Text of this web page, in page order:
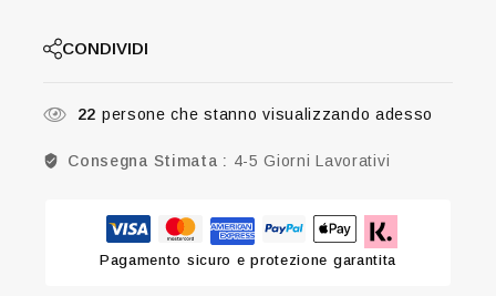
CONDIVIDI
22 persone che stanno visualizzando adesso
Consegna Stimata : 4-5 Giorni Lavorativi
Pagamento sicuro e protezione garantita